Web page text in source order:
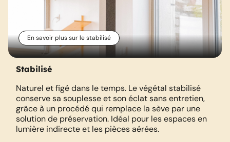
En savoir plus sur le stabilisé
Stabilisé
Naturel et figé dans le temps. Le végétal stabilisé
conserve sa souplesse et son éclat sans entretien,
grâce à un procédé qui remplace la sève par une
solution de préservation. Idéal pour les espaces en
lumière indirecte et les pièces aérées.